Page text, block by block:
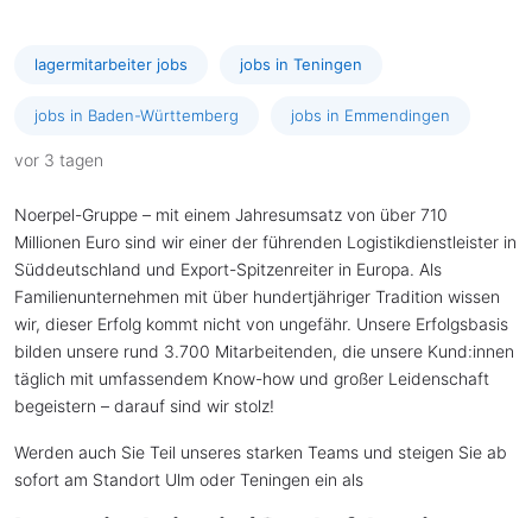
lagermitarbeiter jobs jobs in Teningen
jobs in Baden-Württemberg jobs in Emmendingen
vor 3 tagen
Noerpel-Gruppe – mit einem Jahresumsatz von über 710
Millionen Euro sind wir einer der führenden Logistikdienstleister in
Süddeutschland und Export-Spitzenreiter in Europa. Als
Familienunternehmen mit über hundertjähriger Tradition wissen
wir, dieser Erfolg kommt nicht von ungefähr. Unsere Erfolgsbasis
bilden unsere rund 3.700 Mitarbeitenden, die unsere Kund:innen
täglich mit umfassendem Know-how und großer Leidenschaft
begeistern – darauf sind wir stolz!
Werden auch Sie Teil unseres starken Teams und steigen Sie ab
sofort am Standort Ulm oder Teningen ein als